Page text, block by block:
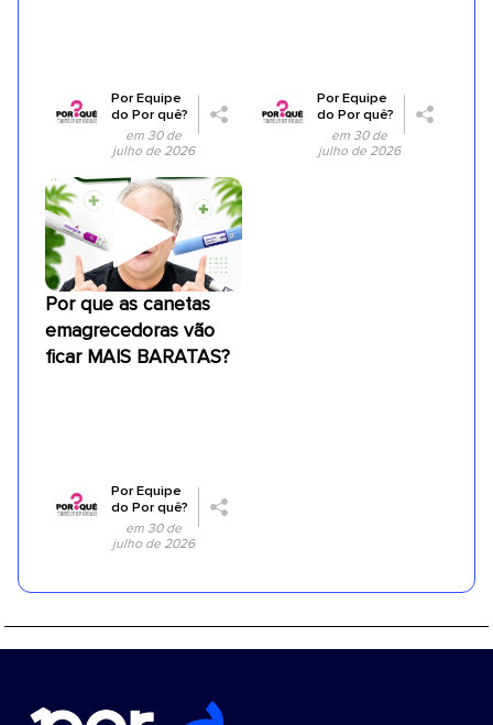
PorEquipe
do Por quê?
em 30 de
julho de 2026
PorEquipe
do Por quê?
em 30 de
julho de 2026
Por que as canetas
emagrecedoras vão
ficar MAIS BARATAS?
PorEquipe
do Por quê?
em 30 de
julho de 2026